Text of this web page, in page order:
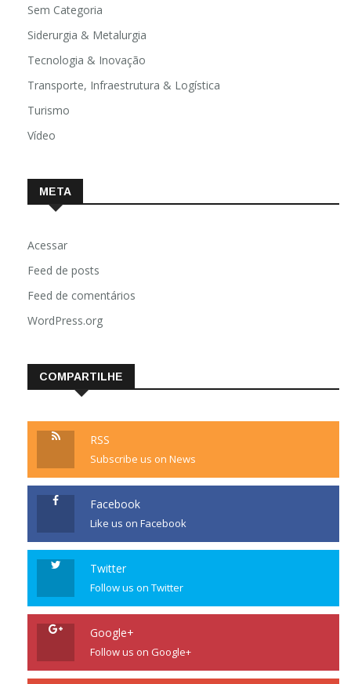
Sem Categoria
Siderurgia & Metalurgia
Tecnologia & Inovação
Transporte, Infraestrutura & Logística
Turismo
Vídeo
META
Acessar
Feed de posts
Feed de comentários
WordPress.org
COMPARTILHE
RSS
Subscribe us on News
Facebook
Like us on Facebook
Twitter
Follow us on Twitter
Google+
Follow us on Google+